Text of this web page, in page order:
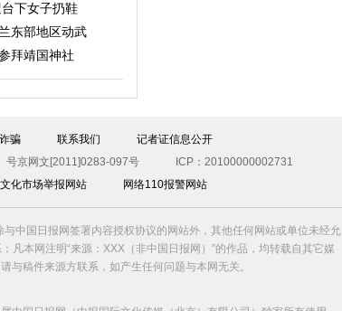
下女子扔鞋
东部地区动武
拜靖国神社
骗 联系我们
记者证信息公开
号京网文[2011]0283-097号
ICP：20100000002731
化市场举报网站 网络110报警网站
中国日报网签署内容授权协议的网站外，其他任何网站或单位未经允
本网注明“来源：XXX（非中国日报网）”的作品，均转载自其它媒
与稿件来源方联系，如产生任何问题与本网无关。